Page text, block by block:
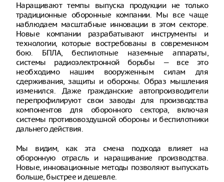
Наращивают темпы выпуска продукции не только
традиционные оборонные компании. Мы все чаще
наблюдаем масштабные инновации в этом секторе.
Новые компании разрабатывают инструменты и
технологии, которые востребованы в современном
бою. БПЛА, беспилотные наземные аппараты,
системы радиоэлектронной борьбы — все это
необходимо нашим вооруженным силам для
сдерживания, защиты и обороны. Образ мышления
изменился. Даже гражданские автопроизводители
перепрофилируют свои заводы для производства
компонентов для оборонного сектора, включая
системы противовоздушной обороны и беспилотники
дальнего действия.
Мы видим, как эта смена подхода влияет на
оборонную отрасль и наращивание производства.
Новые, инновационные методы позволяют выпускать
больше, быстрее и дешевле.